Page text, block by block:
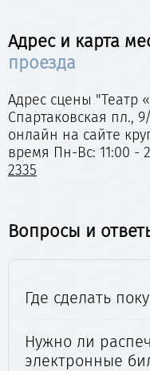
Адрес и карта
проезда
Адрес сцены "Театр
Спартаковская пл.,
онлайн на сайте
время Пн-Вс: 11:00 -
2335
Вопросы и
Где сделать
Нужно ли
электронные